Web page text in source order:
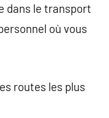
dans le transport
où vous
routes les plus